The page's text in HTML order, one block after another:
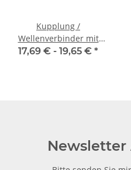
Kupplung /
Wellenverbinder mit
Klemmnaben WSV-K 18
17,69 € - 19,65 € *
Newsletter